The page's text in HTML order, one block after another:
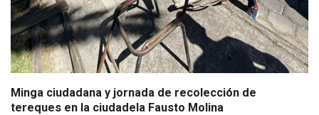
Minga ciudadana y jornada de recolección de
tereques en la ciudadela Fausto Molina